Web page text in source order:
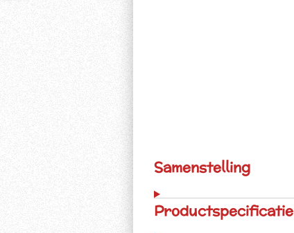
Samenstelling
Productspecificatie